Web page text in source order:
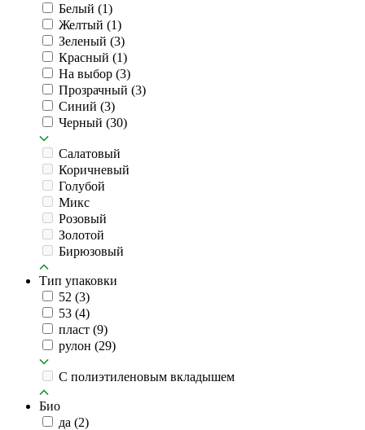
Белый (1)
Желтый (1)
Зеленый (3)
Красный (1)
На выбор (3)
Прозрачный (3)
Синий (3)
Черный (30)
Салатовый
Коричневый
Голубой
Микс
Розовый
Золотой
Бирюзовый
Тип упаковки
52 (3)
53 (4)
пласт (9)
рулон (29)
C полиэтиленовым вкладышем
Био
да (2)